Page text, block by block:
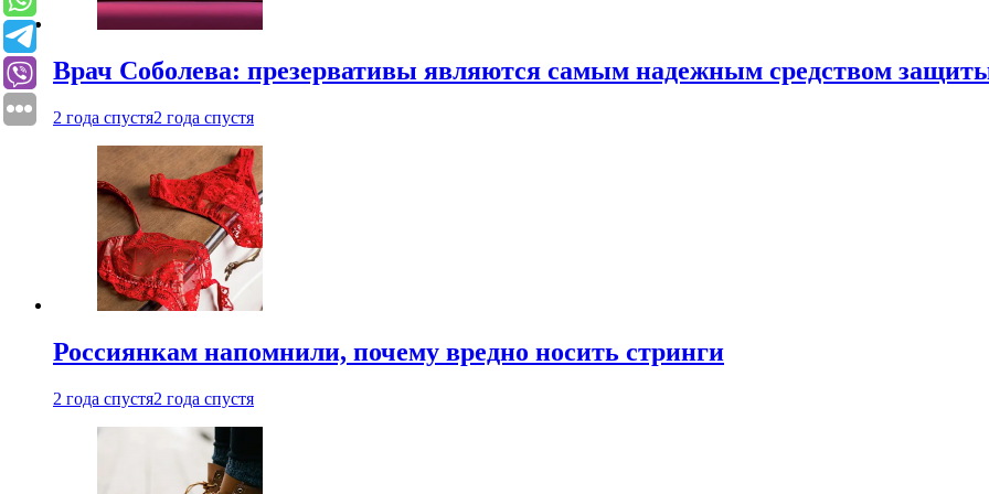
Врач Соболева: презервативы являются самым надежным средством
2 года спустя2 года спустя
Россиянкам напомнили, почему вредно носить стринги
2 года спустя2 года спустя